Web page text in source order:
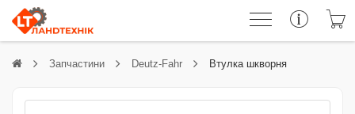
Запчастини Deutz-Fahr Втулка шкворня